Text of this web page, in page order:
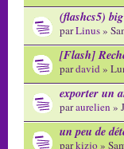
(flashcs5)
parLinus»
[Flash]
pardavid»
exporter un
paraurelien »
un peu de
parkizjo»